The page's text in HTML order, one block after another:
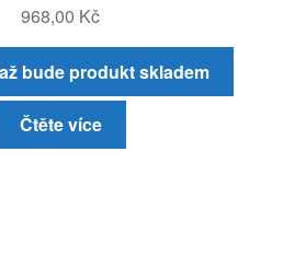
968,00 Kč
bude produkt skladem
Čtěte více